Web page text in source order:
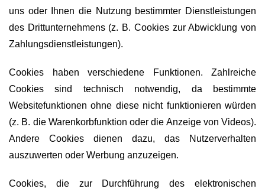
uns oder Ihnen die Nutzung bestimmter Dienstleistungen
des Drittunternehmens (z. B. Cookies zur Abwicklung von
Zahlungsdienstleistungen).
Cookies haben verschiedene Funktionen. Zahlreiche
Cookies sind technisch notwendig, da bestimmte
Websitefunktionen ohne diese nicht funktionieren würden
(z. B. die Warenkorbfunktion oder die Anzeige von Videos).
Andere Cookies dienen dazu, das Nutzerverhalten
auszuwerten oder Werbung anzuzeigen.
Cookies, die zur Durchführung des elektronischen